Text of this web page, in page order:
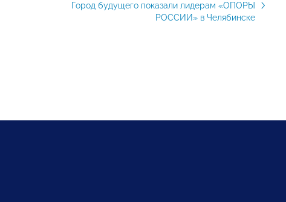
Город будущего показали лидерам «ОПОРЫ
РОССИИ» в Челябинске